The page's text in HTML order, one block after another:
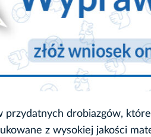
drobiazgów,
z wysokiej jakości